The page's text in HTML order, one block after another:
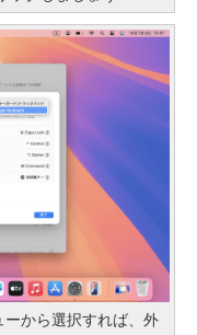
から選択すれば、外